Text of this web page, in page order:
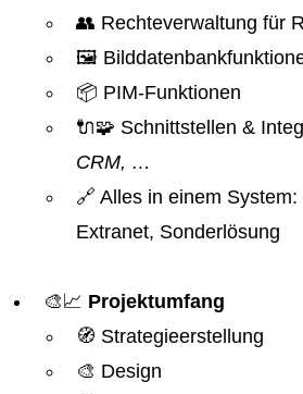
👥 Rechteverwaltung für
🖼️
📦 PIM-Funktionen
🔌🧩 Schnittstellen &
CRM, …
🔗 Alles in einem
Extranet, Sonderlösung
🎨📈 Projektumfang
🧭 Strategieerstellung
🎨 Design